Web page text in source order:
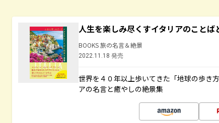
人生を楽しみ尽くすイタリアのことば
BOOKS 旅の名言＆絶景
2022.11.18 発売
世界を４０年以上歩いてきた「地球の歩き
アの名言と癒やしの絶景集